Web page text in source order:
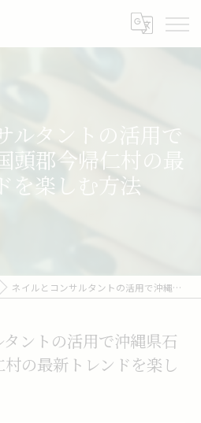
ルタントの活用で
郡今帰仁村の最
を楽しむ方法
ネイルとコンサルタントの活用で沖縄県石垣市国頭郡今帰仁村の最新トレンドを楽しむ方法
ントの活用で沖縄県石
の最新トレンドを楽し